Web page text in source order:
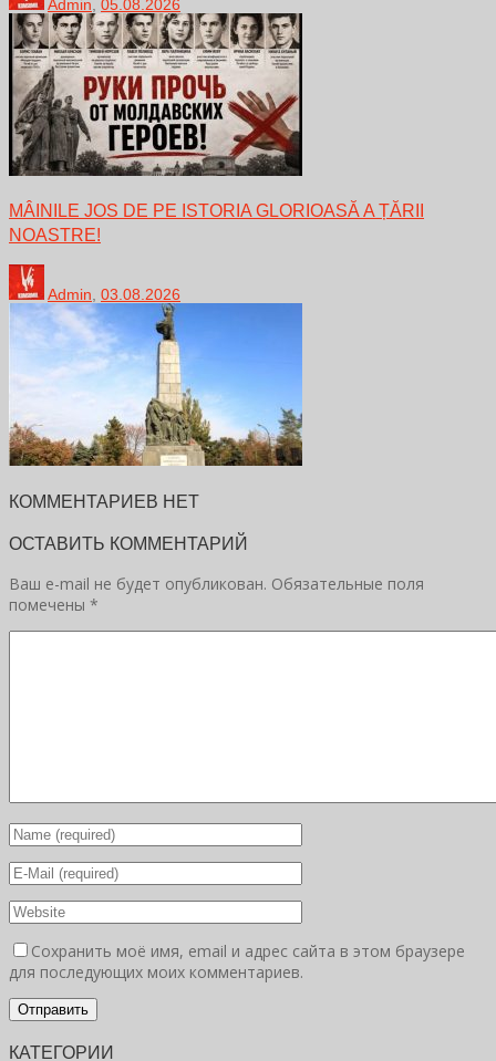
Admin 05.08.2026
MÂINILE JOS DE PE ISTORIA GLORIOASĂ A ȚĂRII
NOASTRE!
Admin, 03.08.2026
КОММЕНТАРИЕВ НЕТ
ОСТАВИТЬ КОММЕНТАРИЙ
Ваш e-mail не будет опубликован. Обязательные поля
помечены *
Сохранить моё имя, email и адрес сайта в этом браузере
для последующих моих комментариев.
КАТЕГОРИИ